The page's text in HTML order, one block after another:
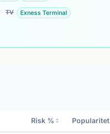
TV
Exness Terminal
Risk % Popularitet